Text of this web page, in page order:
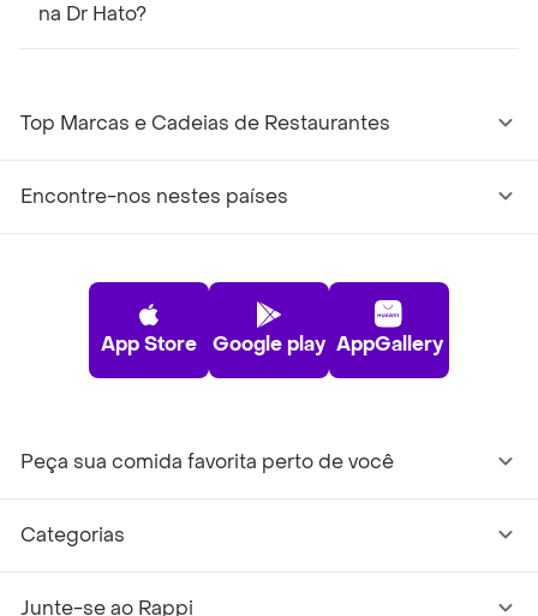
na Dr Hato?
Top Marcas e Cadeias de Restaurantes
Encontre-nos nestes países
App Store Google play AppGallery
Peça sua comida favorita perto de você
Categorias
Junte-se ao Rappi